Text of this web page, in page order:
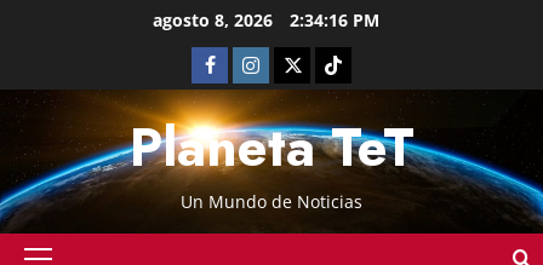
agosto 8, 2026 2:34:16 PM
Planeta TeT
Un Mundo de Noticias